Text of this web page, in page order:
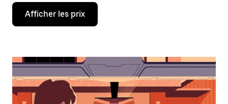
Appuyez
la
bas
interagir
avec
Afficher les prix